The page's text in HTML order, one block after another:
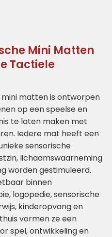
Mini Matten
Tactiele
matten is ontworpen
op een speelse en
te laten maken met
Iedere mat heeft een
sensorische
lichaamswaarneming
worden gestimuleerd.
binnen
logopedie, sensorische
kinderopvang en
vormen ze een
spel, ontwikkeling en